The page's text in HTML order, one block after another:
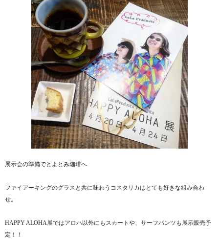
展示会の準備でとよとみ珈琲へ
ファイアーキングのグラスと共に味わうコスタリカはとても好きな組み合わ
せ。
HAPPY ALOHA展ではアロハ以外にもスカートや、サーフパンツも展示販売予
定！！